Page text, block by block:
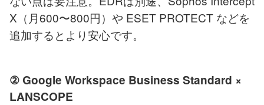
X（月600〜800円）や ESET PROTECT などを
追加するとより安心です。
② Google Workspace Business Standard ×
LANSCOPE